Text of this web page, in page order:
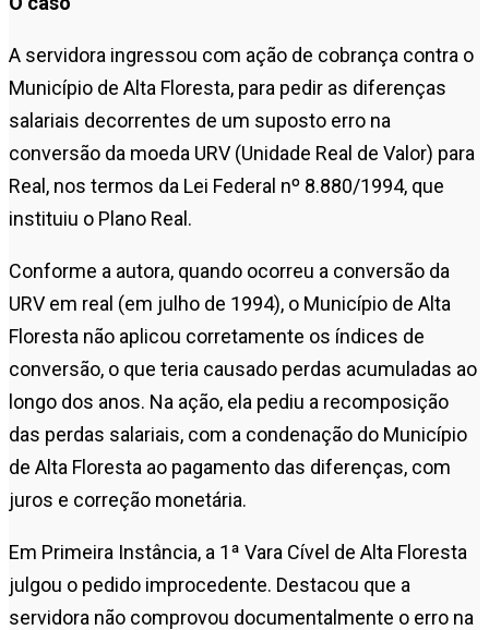
A servidora ingressou com ação de cobrança contra o
Município de Alta Floresta, para pedir as diferenças
salariais decorrentes de um suposto erro na
conversão da moeda URV (Unidade Real de Valor) para
Real, nos termos da Lei Federal nº 8.880/1994, que
instituiu o Plano Real.
Conforme a autora, quando ocorreu a conversão da
URV em real (em julho de 1994), o Município de Alta
Floresta não aplicou corretamente os índices de
conversão, o que teria causado perdas acumuladas ao
longo dos anos. Na ação, ela pediu a recomposição
das perdas salariais, com a condenação do Município
de Alta Floresta ao pagamento das diferenças, com
juros e correção monetária.
Em Primeira Instância, a 1ª Vara Cível de Alta Floresta
julgou o pedido improcedente. Destacou que a
servidora não comprovou documentalmente o erro na